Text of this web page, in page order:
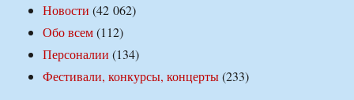
Новости (42 062)
Обо всем(112)
Персоналии (134)
Фестивали, конкурсы, концерты(233)